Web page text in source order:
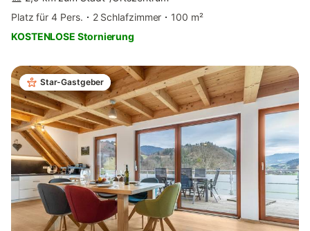
Platz für 4 Pers.
2 Schlafzimmer
100 m²
KOSTENLOSE Stornierung
Star-Gastgeber